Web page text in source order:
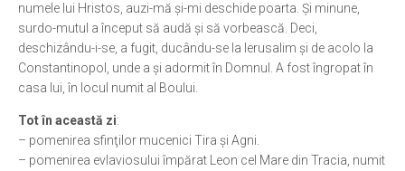
Gadgeturi cu două tăișuri
Bucătărie biblică
Interviuri
numele lui Hristos, auzi-mă şi-mi deschide poarta. Şi minune,
surdo-mutul a început să audă şi să vorbească. Deci,
deschizându-i-se, a fugit, ducându-se la Ierusalim şi de acolo la
Constantinopol, unde a şi adormit în Domnul. A fost îngropat în
casa lui, în locul numit al Boului.
Tot în această zi:
– pomenirea sfinţilor mucenici Tira şi Agni.
– pomenirea evlaviosului împărat Leon cel Mare din Tracia, numit